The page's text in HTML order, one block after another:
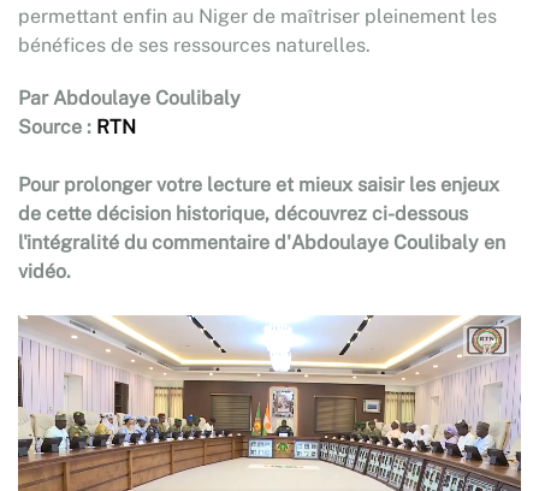
permettant enfin au Niger de maîtriser pleinement les
bénéfices de ses ressources naturelles.
Par Abdoulaye Coulibaly
Source : RTN
Pour prolonger votre lecture et mieux saisir les enjeux
de cette décision historique, découvrez ci-dessous
l'intégralité du commentaire d'Abdoulaye Coulibaly en
vidéo.